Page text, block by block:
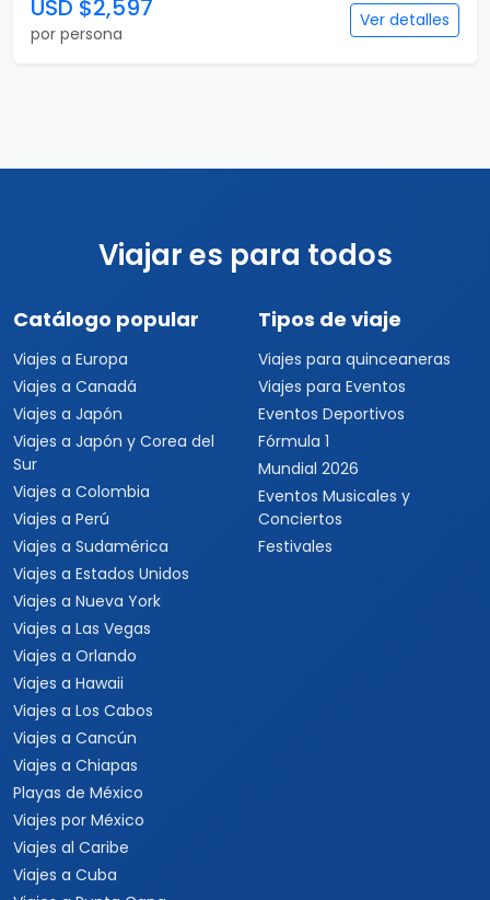
USD $2,597
por persona
Ver detalles
Viajar es para todos
Catálogo popular
Viajes a Europa
Viajes a Canadá
Viajes a Japón
Viajes a Japón y Corea del
Sur
Viajes a Colombia
Viajes a Perú
Viajes a Sudamérica
Viajes a Estados Unidos
Viajes a Nueva York
Viajes a Las Vegas
Viajes a Orlando
Viajes a Hawaii
Viajes a Los Cabos
Viajes a Cancún
Viajes a Chiapas
Playas de México
Viajes por México
Viajes al Caribe
Viajes a Cuba
Tipos de viaje
Viajes para quinceaneras
Viajes para Eventos
Eventos Deportivos
Fórmula 1
Mundial 2026
Eventos Musicales y
Conciertos
Festivales